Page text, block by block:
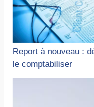
Report à nouveau :
le comptabiliser